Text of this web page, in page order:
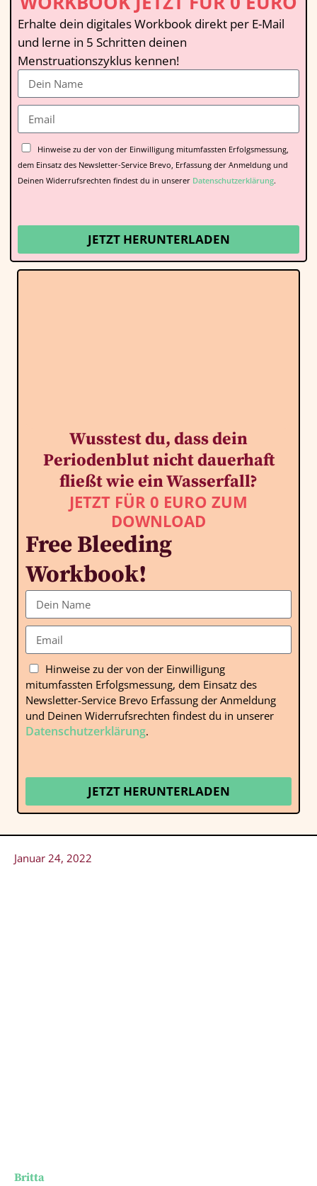
Erhalte dein digitales Workbook direkt per E-Mail
und lerne in 5 Schritten deinen
Menstruationszyklus kennen!
Hinweise zu der von der Einwilligung mitumfassten Erfolgsmessung,
dem Einsatz des Newsletter-Service Brevo, Erfassung der Anmeldung und
Deinen Widerrufsrechten findest du in unserer Datenschutzerklärung.
JETZT HERUNTERLADEN
Wusstest du, dass dein
Periodenblut nicht dauerhaft
fließt wie ein Wasserfall?
JETZT FÜR 0 EURO ZUM
DOWNLOAD
Free Bleeding
Workbook!
Hinweise zu der von der Einwilligung
mitumfassten Erfolgsmessung, dem Einsatz des
Newsletter-Service Brevo Erfassung der Anmeldung
und Deinen Widerrufsrechten findest du in unserer
Datenschutzerklärung.
JETZT HERUNTERLADEN
Januar 24, 2022
Britta